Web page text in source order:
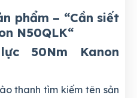
phẩm – “Cần siết
N50QLK“
thanh tìm kiếm tên sản